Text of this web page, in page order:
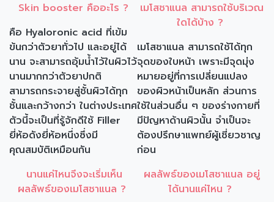
Skin booster คืออะไร ?
คือ Hyaloronic acid ที่เข้ม
ข้นกว่าตัวยาทั่วไป และอยู่ได้
นาน จะสามารถอุ้มน้ำไว้ในผิวไว้
นานมากกว่าตัวยาปกติ
สามารถกระจายสู่ชั้นผิวได้ทุก
ชั้นและกว้างกว่า ในต่างประเทศ
ตัวนี้จะเป็นที่รู้จักดีใช้ Filler
ยี่ห้อดังยี่ห้อหนึ่งซึ่งมี
คุณสมบัติเหมือนกัน
เมโสชาแนล สามารถใช้บริเวณ
ใดได้บ้าง ?
เมโสชาแนล สามารถใช้ได้ทุก
จุดของใบหน้า เพราะมีจุดมุ่ง
หมายอยู่ที่การเปลี่ยนแปลง
ของผิวหน้าเป็นหลัก ส่วนการ
ใช้ในส่วนอื่น ๆ ของร่างกายที่
มีปัญหาด้านผิวนั้น จำเป็นจะ
ต้องปรึกษาแพทย์ผู้เชี่ยวชาญ
ก่อน
นานแค่ไหนจึงจะเริ่มเห็น
ผลลัพธ์ของเมโสชาแนล ?
ผลลัพธ์ของเมโสชาแนล อยู่
ได้นานแค่ไหน ?